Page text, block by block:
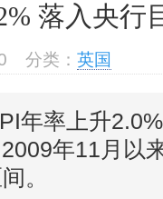
落入央行
分类： 英国
年率上升
年11月以
。